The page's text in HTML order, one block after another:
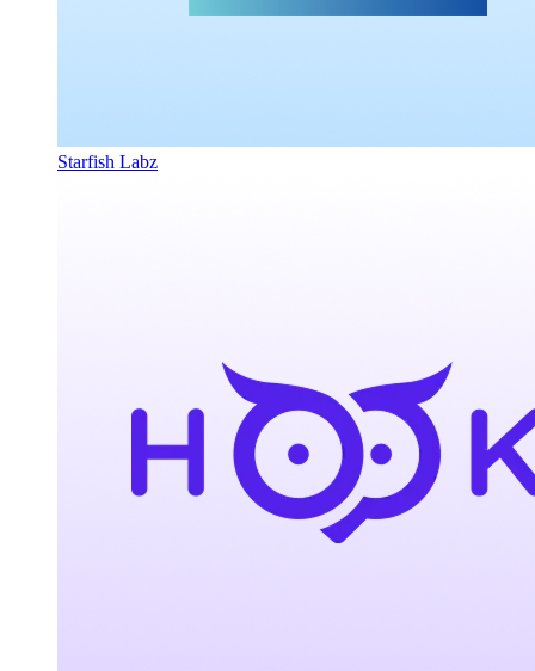
Starfish Labz